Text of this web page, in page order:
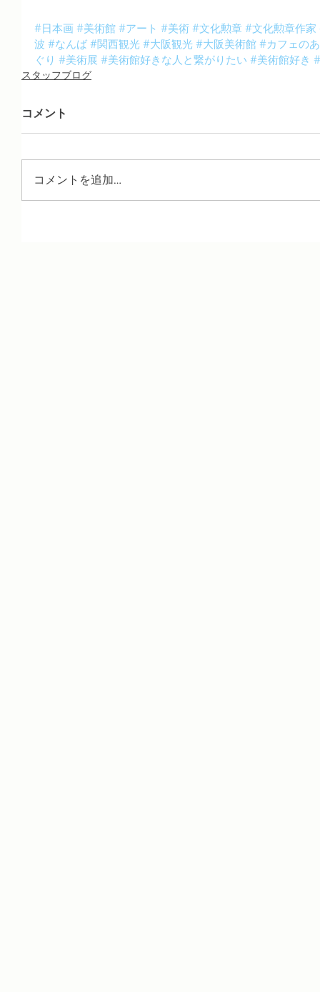
#日本画 #美術館 #アート #美術 #文化勲章 #文化勲章作家
波 #なんば #関西観光 #大阪観光 #大阪美術館 #カフェの
ぐり #美術展 #美術館好きな人と繋がりたい #美術館好き
スタッフブログ
コメント
コメントを追加…